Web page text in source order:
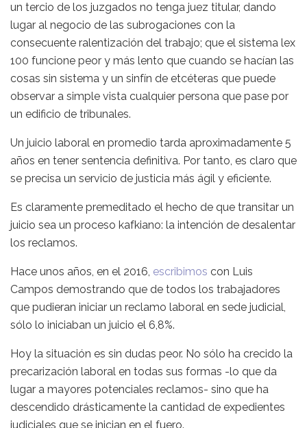
un tercio de los juzgados no tenga juez titular, dando
lugar al negocio de las subrogaciones con la
consecuente ralentización del trabajo; que el sistema lex
100 funcione peor y más lento que cuando se hacían las
cosas sin sistema y un sinfín de etcéteras que puede
observar a simple vista cualquier persona que pase por
un edificio de tribunales.
Un juicio laboral en promedio tarda aproximadamente 5
años en tener sentencia definitiva. Por tanto, es claro que
se precisa un servicio de justicia más ágil y eficiente.
Es claramente premeditado el hecho de que transitar un
juicio sea un proceso kafkiano: la intención de desalentar
los reclamos.
Hace unos años, en el 2016, escribimos con Luis
Campos demostrando que de todos los trabajadores
que pudieran iniciar un reclamo laboral en sede judicial,
sólo lo iniciaban un juicio el 6,8%.
Hoy la situación es sin dudas peor. No sólo ha crecido la
precarización laboral en todas sus formas -lo que da
lugar a mayores potenciales reclamos- sino que ha
descendido drásticamente la cantidad de expedientes
judiciales que se inician en el fuero.